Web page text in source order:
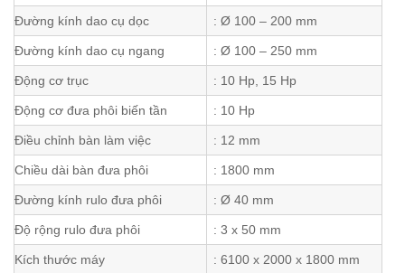
Đường kính dao cụ dọc : Ø 100 – 200 mm
Đường kính dao cụ ngang : Ø 100 – 250 mm
Động cơ trục : 10 Hp, 15 Hp
Động cơ đưa phôi biến tần : 10 Hp
Điều chỉnh bàn làm việc : 12 mm
Chiều dài bàn đưa phôi : 1800 mm
Đường kính rulo đưa phôi : Ø 40 mm
Độ rộng rulo đưa phôi : 3 x 50 mm
Kích thước máy : 6100 x 2000 x 1800 mm